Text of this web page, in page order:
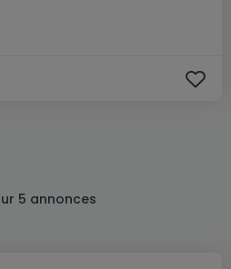
5 annonces